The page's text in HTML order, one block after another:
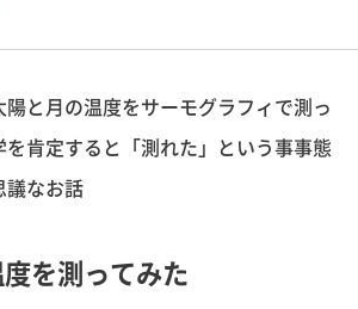
と月の温度をサーモグラフィで測っ
肯定すると「測れた」という事事態
議なお話
を測ってみた